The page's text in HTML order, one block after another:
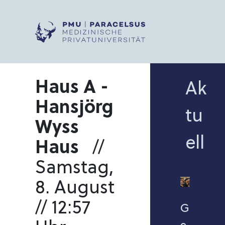
Haus A -
Hansjörg
Wyss
Haus //
Samstag,
8. August
// 12:57
Ak
tu
ell
G